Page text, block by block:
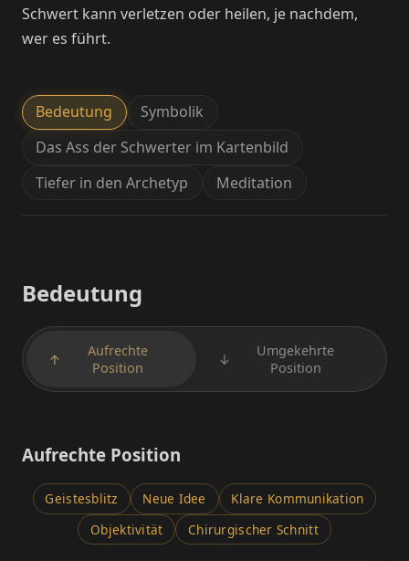
Schwert kann verletzen oder heilen, je nachdem,
wer es führt.
Bedeutung
Symbolik
Das Ass der Schwerter im Kartenbild
Tiefer in den Archetyp
Meditation
Bedeutung
↑
Aufrechte
Position
↓
Umgekehrte
Position
Aufrechte Position
Geistesblitz Neue Idee
Klare Kommunikation
Objektivität
Chirurgischer Schnitt